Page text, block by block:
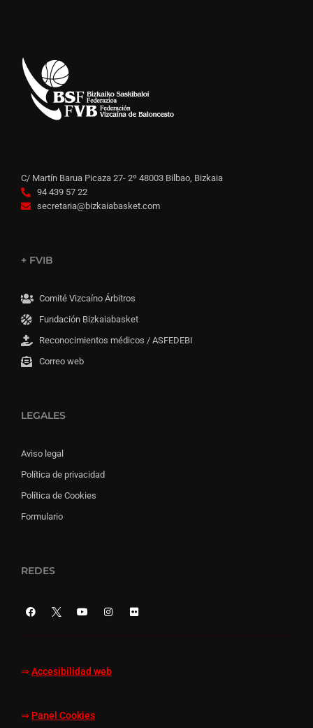
C/ Martín Barua Picaza 27- 2º 48003 Bilbao, Bizkaia
94 439 57 22
secretaria@bizkaiabasket.com
+ FVIB
Comité Vizcaíno Árbitros
Fundación Bizkaiabasket
Reconocimientos médicos / ASFEDEBI
Correo web
LEGALES
Aviso legal
Política de privacidad
Política de Cookies
Formulario
REDES
⇒ Accesibilidad web
⇒ Panel Cookies